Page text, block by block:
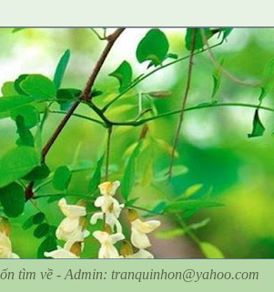
tìm về - Admin: tranquinhon@yahoo.com